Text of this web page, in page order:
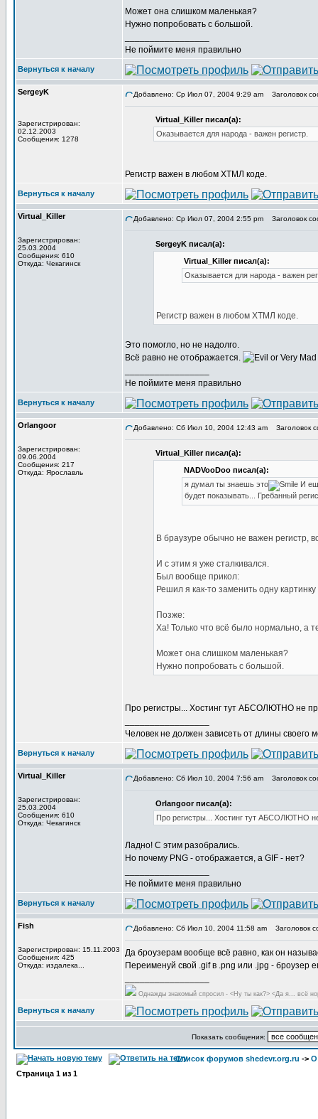
Может она слишком маленькая?
Нужно попробовать с большой.
Не поймите меня правильно
Вернуться к началу
SergeyK
Зарегистрирован:
02.12.2003
Сообщения: 1278
Добавлено: Ср Июл 07, 2004 9:29 am Заголовок
Virtual_Killer писал(а):
Оказывается для народа - важен регистр.
Регистр важен в любом ХТМЛ коде.
Вернуться к началу
Virtual_Killer
Зарегистрирован:
25.03.2004
Сообщения: 610
Откуда: Чекагинск
Добавлено: Ср Июл 07, 2004 2:55 pm Заголовок
SergeyK писал(а):
Virtual_Killer писал(а):
Оказывается для народа - важен
Регистр важен в любом ХТМЛ коде.
Это помогло, но не надолго.
Всё равно не отображается.
Не поймите меня правильно
Вернуться к началу
Orlangoor
Зарегистрирован:
09.06.2004
Сообщения: 217
Откуда: Ярославль
Добавлено: Сб Июл 10, 2004 12:43 am Заголовок
Virtual_Killer писал(а):
NADVooDoo писал(а):
я думал ты знаешь это
И
будет показывать... Гребанный
В браузуре обычно не важен регистр,
И с этим я уже сталкивался.
Был вообще прикол:
Решил я как-то заменить одну
Позже:
Ха! Только что всё было нормально, а
Может она слишком маленькая?
Нужно попробовать с большой.
Про регистры... Хостинг тут АБСОЛЮТНО не
Человек не должен зависеть от длины
Вернуться к началу
Virtual_Killer
Зарегистрирован:
25.03.2004
Сообщения: 610
Откуда: Чекагинск
Добавлено: Сб Июл 10, 2004 7:56 am Заголовок
Orlangoor писал(а):
Про регистры... Хостинг тут АБСОЛЮТНО
Ладно! С этим разобрались.
Но почему PNG - отображается, а GIF - нет?
Не поймите меня правильно
Вернуться к началу
Fish
Зарегистрирован: 15.11.2003
Сообщения: 425
Откуда: издалека...
Добавлено: Сб Июл 10, 2004 11:58 am Заголовок
Да броузерам вообще всё равно, как он
Переименуй свой .gif в .png или .jpg - броузер
Однажды знакомый спросил - <Ну ты как?> <Да я... всё
Вернуться к началу
Показать сообщения:
Список форумов shedevr.org.ru -> О
Страница 1 из 1